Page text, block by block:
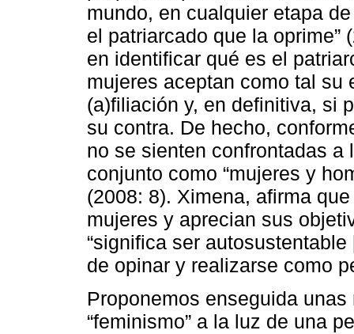
mundo, en cualquier etapa
el patriarcado que la oprime”
en identificar qué es el
mujeres aceptan como tal su
(a)filiación y, en definitiva, si
su contra. De hecho,
no se sienten confrontadas
conjunto como “mujeres y
(2008: 8). Ximena, afirma
mujeres y aprecian sus
“significa ser
de opinar y realizarse como
Proponemos enseguida
“feminismo” a la luz de una